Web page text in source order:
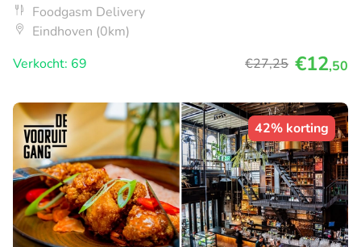
Foodgasm Delivery
Eindhoven (0km)
Verkocht: 69
€27,25 €12,50
42% korting